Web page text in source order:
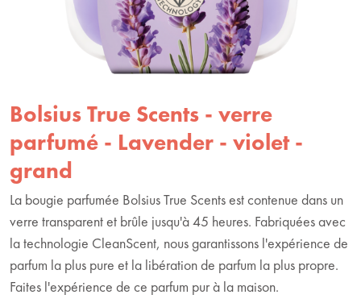
Bolsius True Scents - verre
parfumé - Lavender - violet -
grand
La bougie parfumée Bolsius True Scents est contenue dans un
verre transparent et brûle jusqu'à 45 heures. Fabriquées avec
la technologie CleanScent, nous garantissons l'expérience de
parfum la plus pure et la libération de parfum la plus propre.
Faites l'expérience de ce parfum pur à la maison.